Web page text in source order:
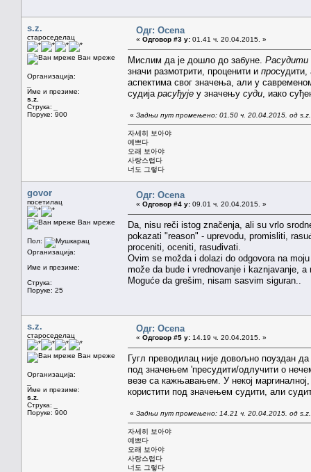
s.z.
староседелац
Ван мреже
Организација:
Име и презиме:
s.z.
Струка:
Поруке: 900
Одг: Ocena
« Одговор #3 у: 01.41 ч. 20.04.2015. »
Мислим да је дошло до забуне. Расудити
значи размотрити, проценити и про
аспектима свог значења, али у
судија расуђује у значењу суди , иако
« Задњи пут промењено: 01.50 ч. 20.04.2015. од s.z.
자세히 보아야
예쁘다
오래 보아야
사랑스럽다
너도 그렇다
govor
посетилац
Ван мреже
Пол:
Организација:
Име и презиме:
Струка:
Поруке: 25
Одг: Ocena
« Одговор #4 у: 09.01 ч. 20.04.2015. »
Da, nisu reči istog značenja, ali su vrlo
pokazati "reason" - uprevodu, promisliti,
proceniti, oceniti, rasuđivati.
Ovim se možda i dolazi do odgovora na
može da bude i vrednovanje i kaznjavanje,
Moguće da grešim, nisam sasvim siguran..
s.z.
староседелац
Ван мреже
Организација:
Име и презиме:
s.z.
Струка:
Поруке: 900
Одг: Ocena
« Одговор #5 у: 14.19 ч. 20.04.2015. »
Гугл преводилац није довољно поуздан
под значењем 'пресудити/одлучити о
везе са кажњавањем. У некој
користити под значењем судити, али
« Задњи пут промењено: 14.21 ч. 20.04.2015. од s.z.
자세히 보아야
예쁘다
오래 보아야
사랑스럽다
너도 그렇다